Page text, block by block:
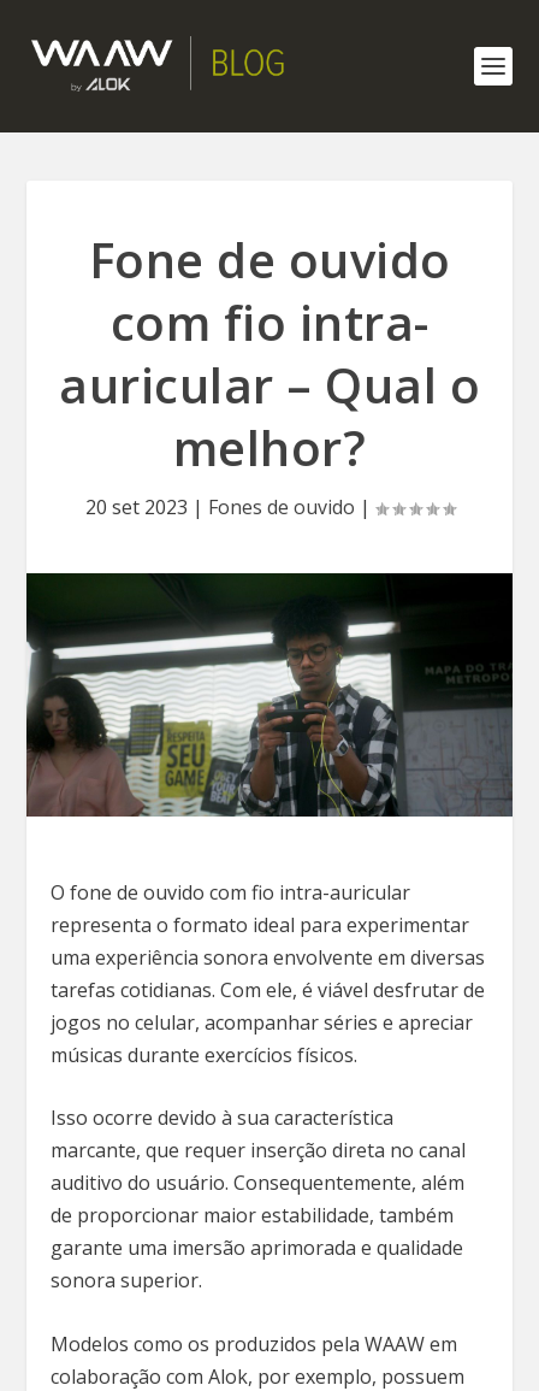
Fone de ouvido
com fio intra-
auricular – Qual o
melhor?
20 set 2023 | Fones de ouvido |
O fone de ouvido com fio intra-auricular
representa o formato ideal para experimentar
uma experiência sonora envolvente em diversas
tarefas cotidianas. Com ele, é viável desfrutar de
jogos no celular, acompanhar séries e apreciar
músicas durante exercícios físicos.
Isso ocorre devido à sua característica
marcante, que requer inserção direta no canal
auditivo do usuário. Consequentemente, além
de proporcionar maior estabilidade, também
garante uma imersão aprimorada e qualidade
sonora superior.
Modelos como os produzidos pela WAAW em
colaboração com Alok, por exemplo, possuem